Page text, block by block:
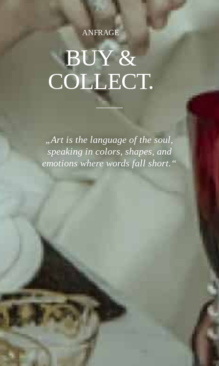
ANFRAGE
BUY &
COLLECT.
„Art is the language of the soul,
speaking in colors, shapes, and
emotions where words fall short.“